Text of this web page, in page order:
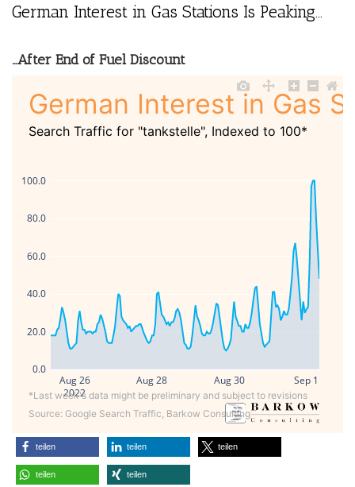
German Interest in Gas Stations Is Peaking…
…After End of Fuel Discount
Aug 26
2022
Aug 28 Aug 30 Sep 1
0.0
20.0
40.0
60.0
80.0
100.0
German Interest in Gas
Search Traffic for "tankstelle", Indexed to 100*
Source: Google Search Traffic, Barkow Consulting
*Last week's data might be preliminary and subject to revisions
teilen teilen teilen
teilen teilen